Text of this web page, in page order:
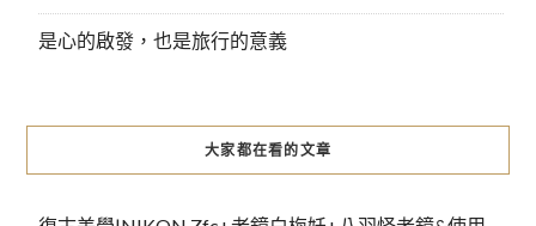
是心的啟發，也是旅行的意義
大家都在看的文章